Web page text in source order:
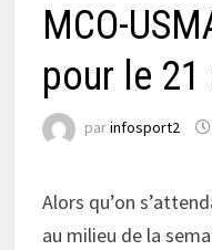
MCO-
pour le 21
parinfosport2
Alors qu’on
au milieu de la